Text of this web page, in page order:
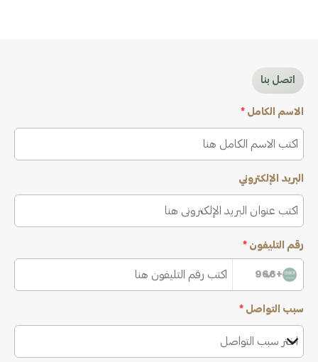
اتصل بنا
الاسم الكامل *
البريد الإلكتروني
رقم التليفون *
+966
سبب التواصل *
اختر سبب التواصل